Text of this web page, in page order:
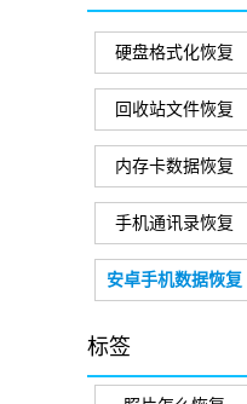
硬盘格式化恢复
回收站文件恢复
内存卡数据恢复
手机通讯录恢复
安卓手机数据恢复
标签